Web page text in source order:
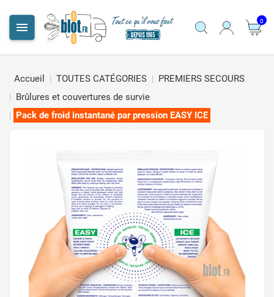
 0
Accueil TOUTES CATÉGORIES
PREMIERS SECOURS
Brûlures et couvertures de survie
Pack de froid instantané par pression EASY ICE